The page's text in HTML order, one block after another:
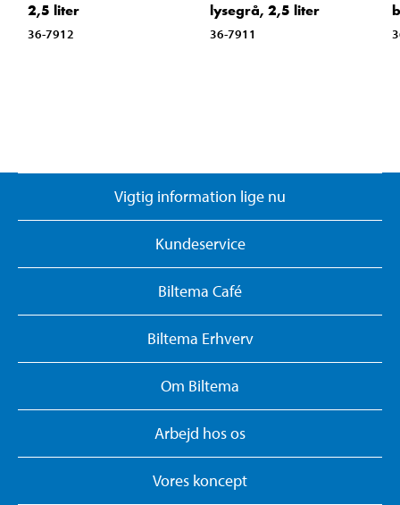
2,5 liter
36-7912
lysegrå, 2,5 liter
36-7911
Vigtig information lige nu
Kundeservice
Biltema Café
Biltema Erhverv
Om Biltema
Arbejd hos os
Vores koncept